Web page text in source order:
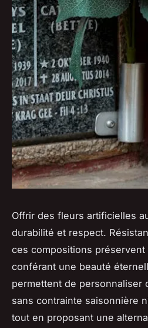
Offrir des fleurs artificielles
durabilité et respect.
ces compositions préservent
conférant une beauté
permettent de personnaliser
sans contrainte saisonnière
tout en proposant une